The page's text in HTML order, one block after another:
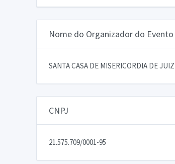
Nome do Organizador do Evento
SANTA CASA DE MISERICORDIA DE
CNPJ
21.575.709/0001-95